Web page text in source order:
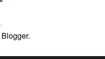
Blogger.